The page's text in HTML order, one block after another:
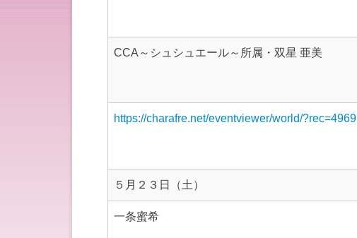
CCA～シュシュエール～所属・双星 亜美
https://charafre.net/eventviewer/world/?rec=4969
５月２３日（土）
一条蜜希